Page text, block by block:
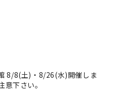
8/8(土)・8/26(水)開催しま
下さい。